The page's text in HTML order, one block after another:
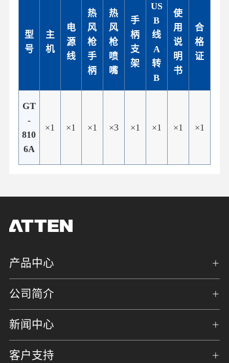
型
号
主
机
电
源
线
热
风
枪
手
柄
热
风
枪
喷
嘴
手
柄
支
架
US
B
线
A
转
B
使
用
说
明
书
合
格
证
GT
-
810
6A
×1 ×1 ×1 ×3 ×1 ×1 ×1 ×1
产品中心
公司简介
新闻中心
客户支持